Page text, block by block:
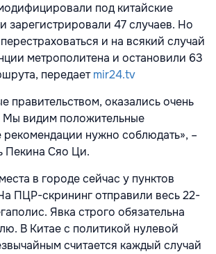
под китайские
зарегистрировали 47 случаев. Но
и на всякий случай
метрополитена и остановили 63
передаетmir24.tv
правительством, оказались очень
видим положительные
рекомендации нужно соблюдать», –
Пекина Cяо Ци.
в городе сейчас у пунктов
ПЦР-скрининг отправили весь 22-
Явка строго обязательна
В Китае с политикой нулевой
считается каждый случай